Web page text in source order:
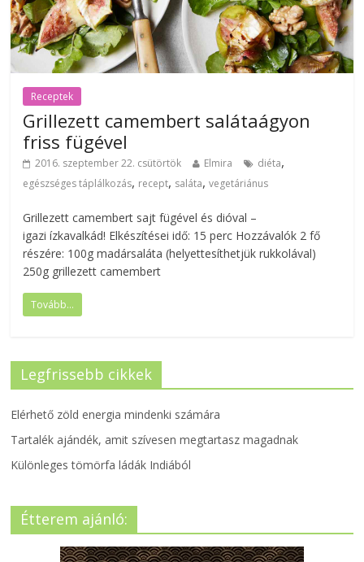
Receptek
Grillezett camembert salátaágyon
friss fügével
2016. szeptember 22. csütörtök Elmira diéta,
egészséges táplálkozás, recept, saláta,vegetáriánus
Grillezett camembert sajt fügével és dióval –
igazi ízkavalkád! Elkészítései idő: 15 perc Hozzávalók 2 fő
részére: 100g madársaláta (helyettesíthetjük rukkolával)
250g grillezett camembert
Tovább...
Legfrissebb cikkek
Elérhető zöld energia mindenki számára
Tartalék ajándék, amit szívesen megtartasz magadnak
Különleges tömörfa ládák Indiából
Étterem ajánló: